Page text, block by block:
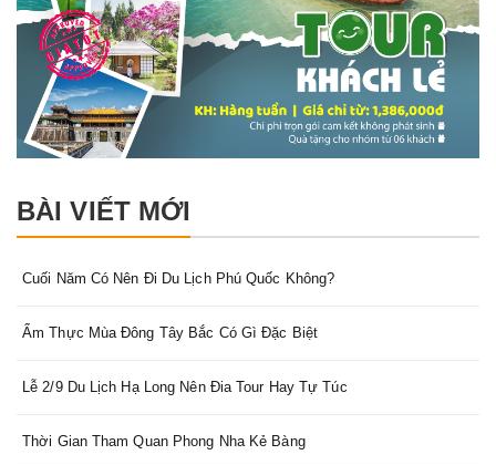
BÀI VIẾT MỚI
Cuối Năm Có Nên Đi Du Lịch Phú Quốc Không?
Ẩm Thực Mùa Đông Tây Bắc Có Gì Đặc Biệt
Lễ 2/9 Du Lịch Hạ Long Nên Đia Tour Hay Tự Túc
Thời Gian Tham Quan Phong Nha Kẻ Bàng